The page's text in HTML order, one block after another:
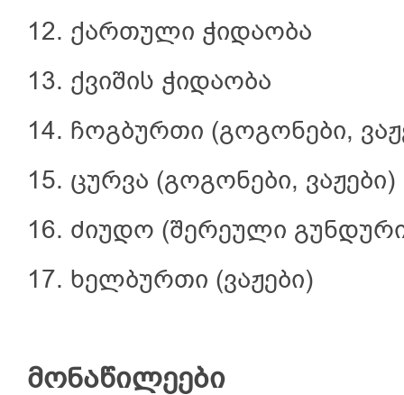
12. ქართული ჭიდაობა
13. ქვიშის ჭიდაობა
14. ჩოგბურთი (გოგონები,
15. ცურვა (გოგონები, ვაჟები)
16. ძიუდო (შერეული
17. ხელბურთი (ვაჟები)
მონაწილეები